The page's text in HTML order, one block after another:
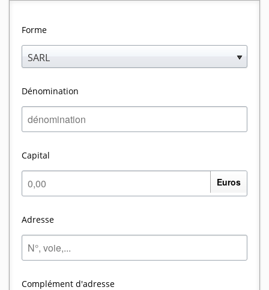
Forme
SARL
Dénomination
Capital
Euros
Adresse
Complément d'adresse